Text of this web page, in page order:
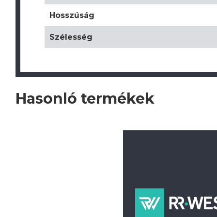
Hosszúság
Szélesség
Hasonló termékek